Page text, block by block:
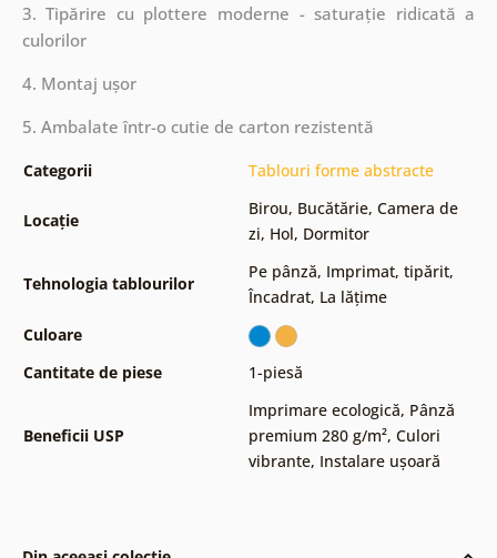
3. Tipărire cu plottere moderne - saturație ridicată a
culorilor
4. Montaj ușor
5. Ambalate într-o cutie de carton rezistentă
Categorii Tablouri forme abstracte
Locație
Birou, Bucătărie, Camera de
zi, Hol, Dormitor
Tehnologia tablourilor
Pe pânză, Imprimat, tipărit,
Încadrat, La lățime
Culoare
Cantitate de piese
1-piesă
Beneficii USP
Imprimare ecologică, Pânză
premium 280 g/m², Culori
vibrante, Instalare ușoară